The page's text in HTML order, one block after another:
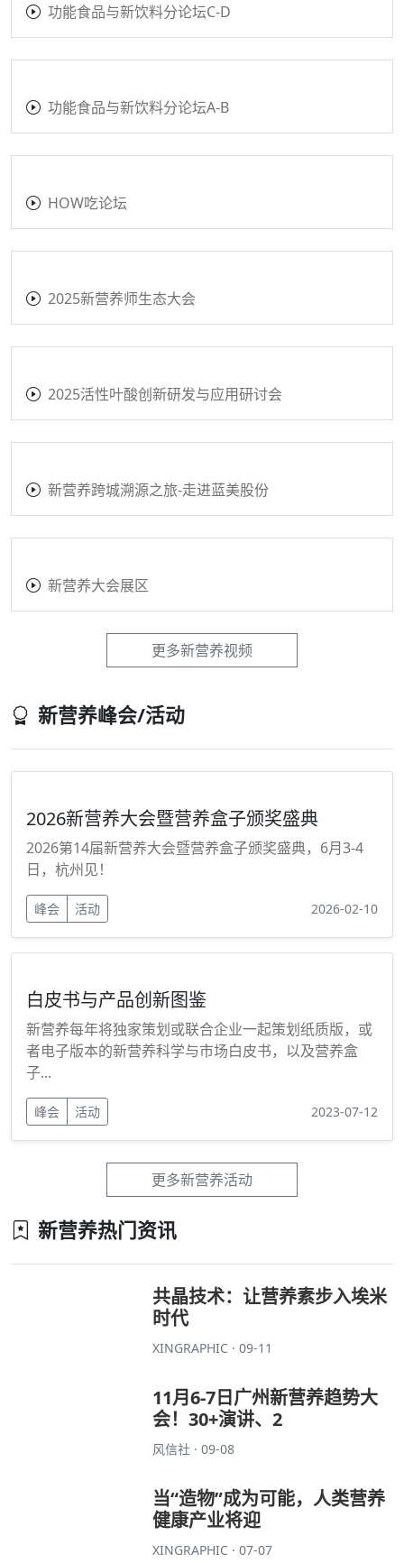
功能食品与新饮料分论坛C-D
功能食品与新饮料分论坛A-B
HOW吃论坛
2025新营养师生态大会
2025活性叶酸创新研发与应用研讨会
新营养跨城溯源之旅-走进蓝美股份
新营养大会展区
更多新营养视频
新营养峰会/活动
2026新营养大会暨营养盒子颁奖盛典
2026第14届新营养大会暨营养盒子颁奖盛典，6月3-4
日，杭州见！
峰会 活动 2026-02-10
白皮书与产品创新图鉴
新营养每年将独家策划或联合企业一起策划纸质版，或
者电子版本的新营养科学与市场白皮书，以及营养盒
子...
峰会 活动 2023-07-12
更多新营养活动
新营养热门资讯
共晶技术：让营养素步入埃米
时代
XINGRAPHIC · 09-11
11月6-7日广州新营养趋势大
会！30+演讲、2
风信社 · 09-08
当“造物”成为可能，人类营养
健康产业将迎
XINGRAPHIC · 07-07